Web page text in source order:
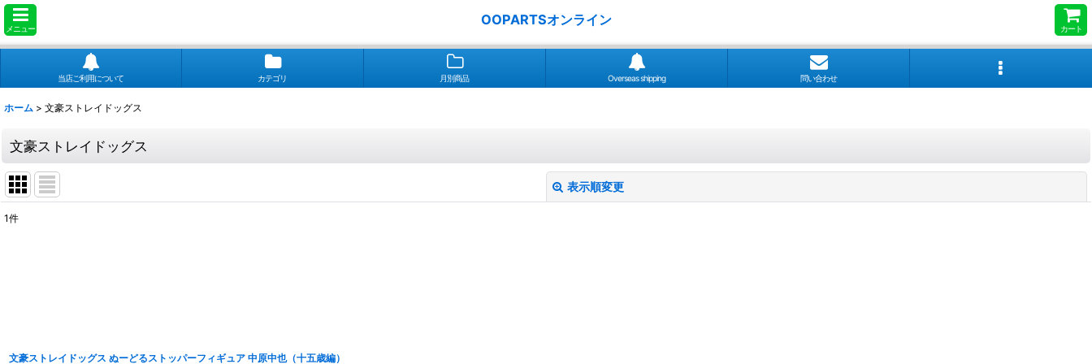
メニュー
OOPARTSオンライン
カート
当店ご利用について カテゴリ 月別商品 Overseas shipping 問い合わせ
ホーム > 文豪ストレイドッグス
文豪ストレイドッグス
表示順変更
1件
文豪ストレイドッグス ぬーどるストッパーフィギュア 中原中也（十五歳編）